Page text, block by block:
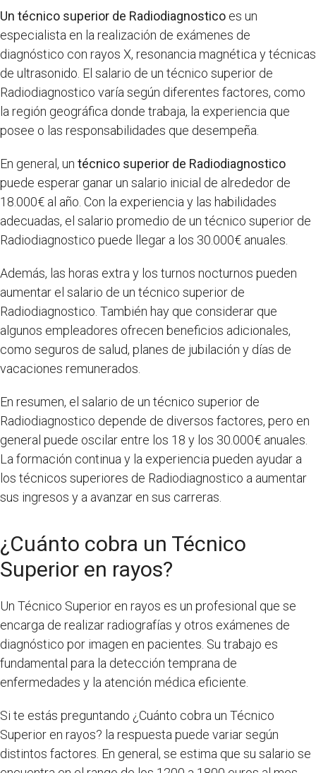
Un técnico superior de Radiodiagnostico es un
especialista en la realización de exámenes de
diagnóstico con rayos X, resonancia magnética y técnicas
de ultrasonido. El salario de un técnico superior de
Radiodiagnostico varía según diferentes factores, como
la región geográfica donde trabaja, la experiencia que
posee o las responsabilidades que desempeña.
En general, un técnico superior de Radiodiagnostico
puede esperar ganar un salario inicial de alrededor de
18.000€ al año. Con la experiencia y las habilidades
adecuadas, el salario promedio de un técnico superior de
Radiodiagnostico puede llegar a los 30.000€ anuales.
Además, las horas extra y los turnos nocturnos pueden
aumentar el salario de un técnico superior de
Radiodiagnostico. También hay que considerar que
algunos empleadores ofrecen beneficios adicionales,
como seguros de salud, planes de jubilación y días de
vacaciones remunerados.
En resumen, el salario de un técnico superior de
Radiodiagnostico depende de diversos factores, pero en
general puede oscilar entre los 18 y los 30.000€ anuales.
La formación continua y la experiencia pueden ayudar a
los técnicos superiores de Radiodiagnostico a aumentar
sus ingresos y a avanzar en sus carreras.
¿Cuánto cobra un Técnico
Superior en rayos?
Un Técnico Superior en rayos es un profesional que se
encarga de realizar radiografías y otros exámenes de
diagnóstico por imagen en pacientes. Su trabajo es
fundamental para la detección temprana de
enfermedades y la atención médica eficiente.
Si te estás preguntando ¿Cuánto cobra un Técnico
Superior en rayos? la respuesta puede variar según
distintos factores. En general, se estima que su salario se